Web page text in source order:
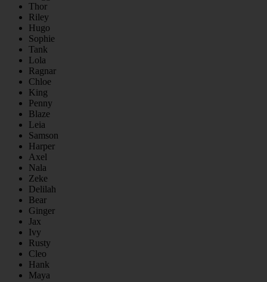
Thor
Riley
Hugo
Sophie
Tank
Lola
Ragnar
Chloe
King
Penny
Blaze
Leia
Samson
Harper
Axel
Nala
Zeke
Delilah
Bear
Ginger
Jax
Ivy
Rusty
Cleo
Hank
Maya